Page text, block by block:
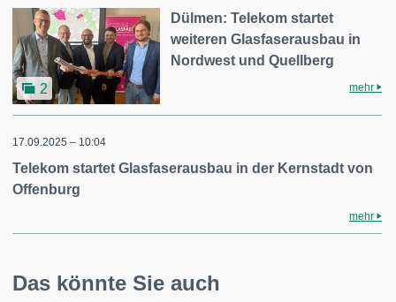
2
Dülmen: Telekom startet
weiteren Glasfaserausbau in
Nordwest und Quellberg
mehr
17.09.2025 – 10:04
Telekom startet Glasfaserausbau in der Kernstadt von
Offenburg
mehr
Das könnte Sie auch